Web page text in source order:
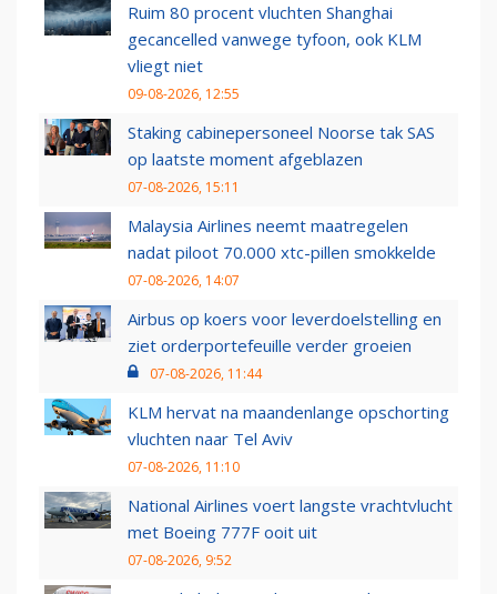
Ruim 80 procent vluchten Shanghai
gecancelled vanwege tyfoon, ook KLM
vliegt niet
09-08-2026, 12:55
Staking cabinepersoneel Noorse tak SAS
op laatste moment afgeblazen
07-08-2026, 15:11
Malaysia Airlines neemt maatregelen
nadat piloot 70.000 xtc-pillen smokkelde
07-08-2026, 14:07
Airbus op koers voor leverdoelstelling en
ziet orderportefeuille verder groeien
07-08-2026, 11:44
KLM hervat na maandenlange opschorting
vluchten naar Tel Aviv
07-08-2026, 11:10
National Airlines voert langste vrachtvlucht
met Boeing 777F ooit uit
07-08-2026, 9:52